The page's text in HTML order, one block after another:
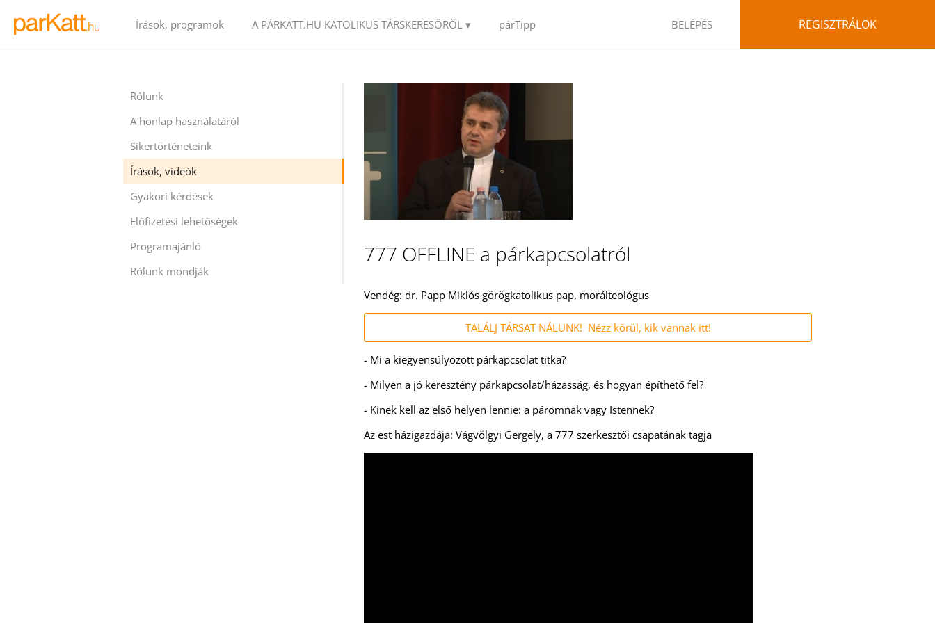
Írások, programok A PÁRKATT.HU KATOLIKUS TÁRSKERESŐRŐL ▾ párTipp BELÉPÉS REGISZTRÁLOK
Rólunk
A honlap használatáról
Sikertörténeteink
Írások, videók
Gyakori kérdések
Előfizetési lehetőségek
Programajánló
Rólunk mondják
777 OFFLINE a párkapcsolatról
Vendég: dr. Papp Miklós görögkatolikus pap, morálteológus
TALÁLJ TÁRSAT NÁLUNK! Nézz körül, kik vannak itt!
- Mi a kiegyensúlyozott párkapcsolat titka?
- Milyen a jó keresztény párkapcsolat/házasság, és hogyan építhető fel?
- Kinek kell az első helyen lennie: a páromnak vagy Istennek?
Az est házigazdája: Vágvölgyi Gergely, a 777 szerkesztői csapatának tagja